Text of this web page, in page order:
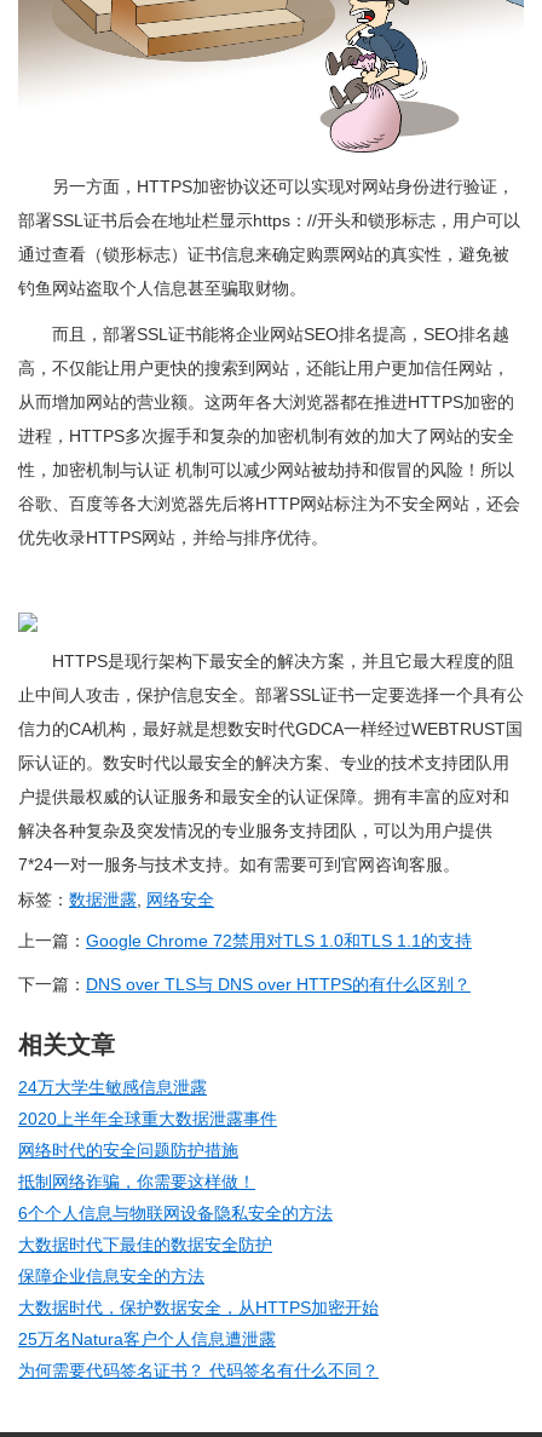
另一方面，HTTPS加密协议还可以实现对网站身份进行验证，
部署SSL证书后会在地址栏显示https：//开头和锁形标志，用户可以
通过查看（锁形标志）证书信息来确定购票网站的真实性，避免被
钓鱼网站盗取个人信息甚至骗取财物。
而且，部署SSL证书能将企业网站SEO排名提高，SEO排名越
高，不仅能让用户更快的搜索到网站，还能让用户更加信任网站，
从而增加网站的营业额。这两年各大浏览器都在推进HTTPS加密的
进程，HTTPS多次握手和复杂的加密机制有效的加大了网站的安全
性，加密机制与认证 机制可以减少网站被劫持和假冒的风险！所以
谷歌、百度等各大浏览器先后将HTTP网站标注为不安全网站，还会
优先收录HTTPS网站，并给与排序优待。
HTTPS是现行架构下最安全的解决方案，并且它最大程度的阻
止中间人攻击，保护信息安全。部署SSL证书一定要选择一个具有公
信力的CA机构，最好就是想数安时代GDCA一样经过WEBTRUST国
际认证的。数安时代以最安全的解决方案、专业的技术支持团队用
户提供最权威的认证服务和最安全的认证保障。拥有丰富的应对和
解决各种复杂及突发情况的专业服务支持团队，可以为用户提供
7*24一对一服务与技术支持。如有需要可到官网咨询客服。
标签： 数据泄露 网络安全
上一篇： Google Chrome 72禁用对TLS 1.0和TLS 1.1的支持
下一篇： DNS over TLS与 DNS over HTTPS的有什么区别？
相关文章
24万大学生敏感信息泄露
2020上半年全球重大数据泄露事件
网络时代的安全问题防护措施
抵制网络诈骗，你需要这样做！
6个个人信息与物联网设备隐私安全的方法
大数据时代下最佳的数据安全防护
保障企业信息安全的方法
大数据时代，保护数据安全，从HTTPS加密开始
25万名Natura客户个人信息遭泄露
为何需要代码签名证书？ 代码签名有什么不同？